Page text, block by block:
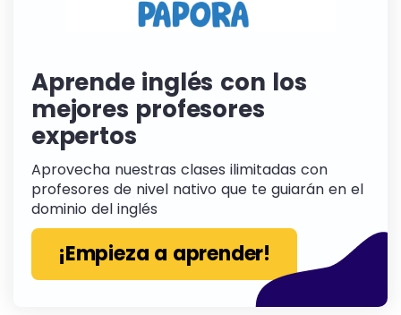
Aprende inglés con los
mejores profesores
expertos
Aprovecha nuestras clases ilimitadas con
profesores de nivel nativo que te guiarán en el
dominio del inglés
¡Empieza a aprender!